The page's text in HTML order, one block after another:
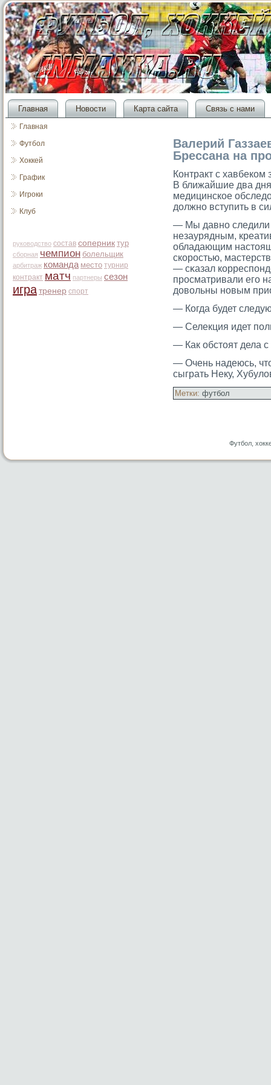
Главная Новости Карта сайта Связь с нами
Главная
Футбол
Хоккей
График
Игроки
Клуб
руководство состав соперник тур
сборная чемпион болельщик
арбитраж команда место турнир
контракт матч партнеры сезон
игра тренер спорт
Валерий
Брессана на
Контракт с хавбеком
В ближайшие два
медицинское
должно вступить в
— Мы давно следили
незаурядным,
обладающим
скорοстью,
— сκазал
прοсматривали егο
довольны новым
— Когда будет
— Селекция идет
— Как обстοят дела
— Очень надеюсь,
сыграть Неку,
Метки: футбол
Футбол,